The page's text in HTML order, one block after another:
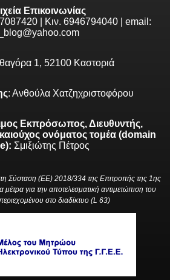
Επικοινωνίας
| Κιν. 6946794040 | email:
1, 52100 Καστοριά
: Ανθούλα Χατζηχριστοφόρου
Εκπρόσωπος, Διευθυντής,
ονόματος τομέα (domain
Σμιξιώτης Πέτρος
Σύσταση (ΕΕ) 2018/334 της Επιτροπής της 1ης
για την αποτελεσματική αντιμετώπιση του
στο διαδίκτυο (L 63)